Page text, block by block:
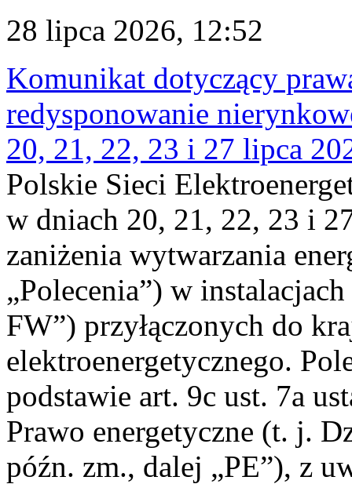
28 lipca 2026, 12:52
Komunikat dotyczący
redysponowanie
20, 21, 22, 23 i 27 lipca
Polskie Sieci
w dniach 20, 21, 22, 23 i
zaniżenia wytwarzania
„Polecenia”) w
FW”) przyłączonych do
elektroenergetycznego.
podstawie art. 9c ust. 7a
Prawo energetyczne (t. j.
późn. zm., dalej „PE”), z